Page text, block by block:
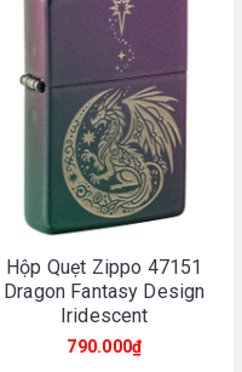
Hộp Quẹt Zippo 47151
Dragon Fantasy Design
Iridescent
790.000₫